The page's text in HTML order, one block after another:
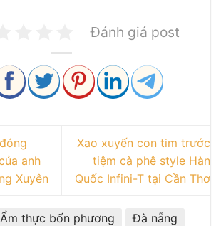
Đánh giá post
anh
Xuyên
Xao xuyến con tim trước
tiệm cà phê style Hàn
Quốc Infini-T tại Cần Thơ
Ẩm thực bốn phương Đà nẵng